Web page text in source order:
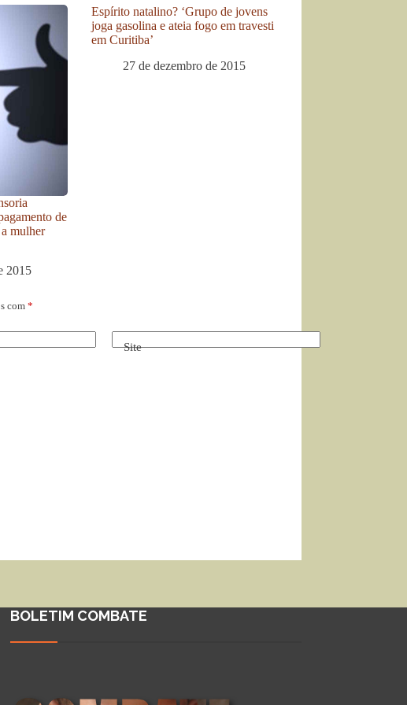
de
mulher
2015
Espírito natalino? ‘Grupo de jovens
joga gasolina e ateia fogo em travesti
em Curitiba’
27 de dezembro de 2015
com *
Site
BOLETIM COMBATE